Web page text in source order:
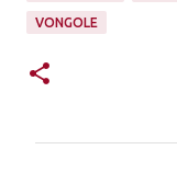
VONGOLE